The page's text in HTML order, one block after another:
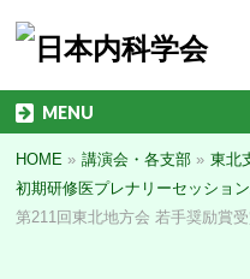
MENU
HOME » 講演会・各支部 » 東北
初期研修医プレナリーセッショ
第211回東北地方会 若手奨励賞